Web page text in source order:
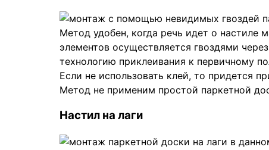
Метод удобен, когда речь идет о настиле
элементов осуществляется гвоздями
технологию приклеивания к первичному
Если не использовать клей, то придется
Метод не применим простой паркетной
Настил на лаги